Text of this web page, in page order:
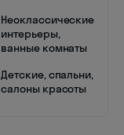
Неоклассические
интерьеры,
ванные комнаты
Детские, спальни,
салоны красоты